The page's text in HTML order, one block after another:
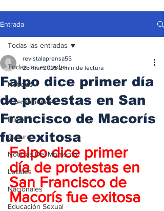
Entrada
Todas las entradas
Noticias
iInternacionales
Inicio
Cultura
Noticias Del Momento
Locales
Nacionales
Educación Sexual
Todas las entradas
Falpo dice primer día
de protestas en San
Francisco de Macorís
fue exitosa
revistalaprensa55
25 mar 2025 2 min de lectura
Falpo dice primer
día de protestas en
San Francisco de
Macorís fue exitosa